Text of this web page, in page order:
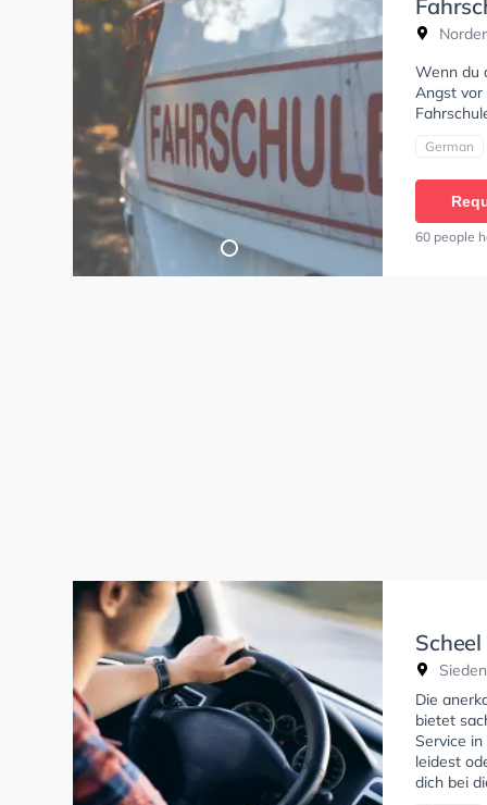
Wenn du
Angst vor
German
60 people
Die
bietet
Service
leidest
dich bei